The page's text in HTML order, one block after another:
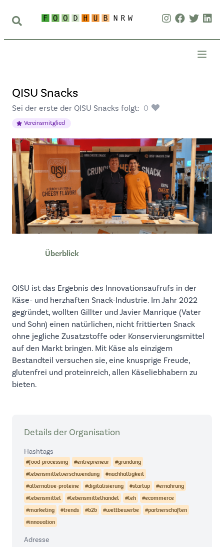
QISU Snacks
Sei der erste der QISU Snacks folgt: 0
Vereinsmitglied
Überblick
QISU ist das Ergebnis des Innovationsaufrufs in der
Käse- und herzhaften Snack-Industrie. Im Jahr 2022
gegründet, wollten Gillter und Javier Manrique (Vater
und Sohn) einen natürlichen, nicht frittierten Snack
ohne jegliche Zusatzstoffe oder Konservierungsmittel
auf den Markt bringen. Mit Käse als einzigem
Bestandteil versuchen sie, eine knusprige Freude,
glutenfrei und proteinreich, allen Käseliebhabern zu
bieten.
Details der Organisation
Hashtags
#food-processing #entrepreneur
#grundung
#lebensmittelverschwendung
#nachhaltigkeit
#alternative-proteine
#digitalisierung #startup
#ernahrung
#lebensmittel
#lebensmittelhandel #leh
#ecommerce
#marketing
#trends #b2b #wettbewerbe
#partnerschaften
#innovation
Adresse